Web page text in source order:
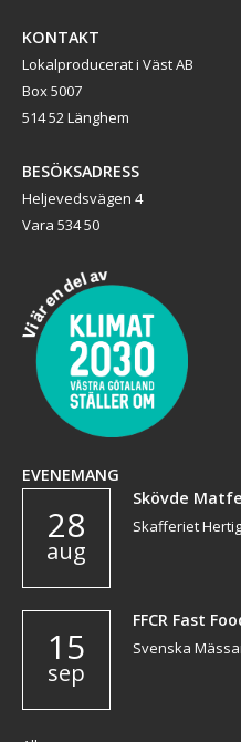
KONTAKT
Lokalproducerat i Väst AB
Box 5007
514 52 Länghem
BESÖKSADRESS
Heljevedsvägen 4
Vara 534 50
EVENEMANG
28
aug
Skövde
Skafferiet
15
sep
FFCR Fast
Svenska